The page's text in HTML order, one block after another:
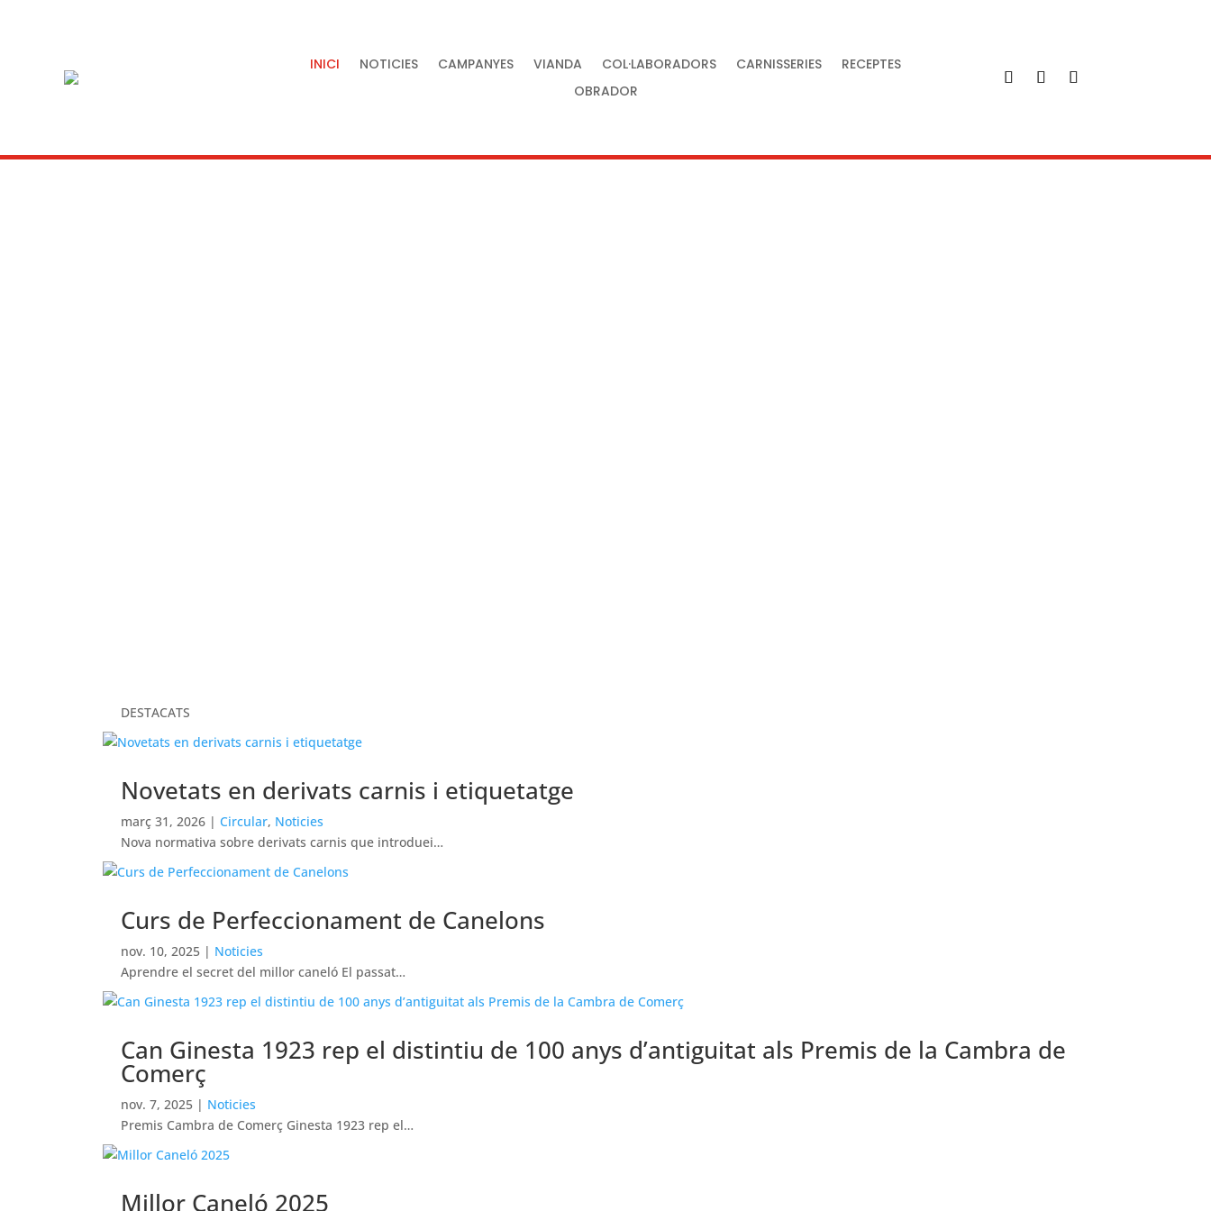
INICI NOTICIES CAMPANYES VIANDA COL·LABORADORS CARNISSERIES
RECEPTES
OBRADOR
DESTACATS
Novetats en derivats carnis i etiquetatge
març 31, 2026 |Circular, Noticies
Nova normativa sobre derivats carnis que introduei…
Curs de Perfeccionament de Canelons
nov. 10, 2025 | Noticies
Aprendre el secret del millor caneló El passat…
Can Ginesta 1923 rep el distintiu de 100 anys d’antiguitat als Premis de la Cambra de
Comerç
nov. 7, 2025 | Noticies
Premis Cambra de Comerç Ginesta 1923 rep el…
Millor Caneló 2025